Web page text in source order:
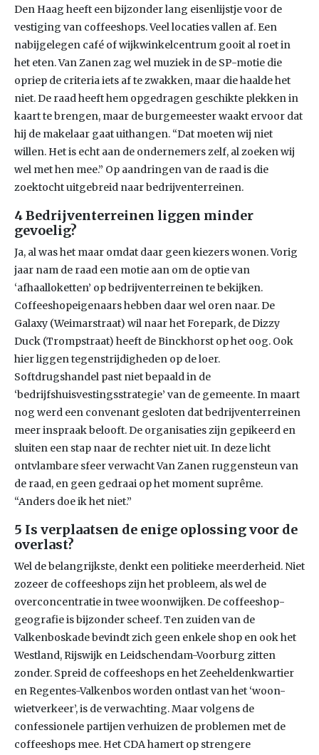
Den Haag heeft een bijzonder lang eisenlijstje voor de
vestiging van coffeeshops. Veel locaties vallen af. Een
nabijgelegen café of wijkwinkelcentrum gooit al roet in
het eten. Van Zanen zag wel muziek in de SP-motie die
opriep de criteria iets af te zwakken, maar die haalde het
niet. De raad heeft hem opgedragen geschikte plekken in
kaart te brengen, maar de burgemeester waakt ervoor dat
hij de makelaar gaat uithangen. “Dat moeten wij niet
willen. Het is echt aan de ondernemers zelf, al zoeken wij
wel met hen mee.” Op aandringen van de raad is die
zoektocht uitgebreid naar bedrijventerreinen.
4 Bedrijventerreinen liggen minder
gevoelig?
Ja, al was het maar omdat daar geen kiezers wonen. Vorig
jaar nam de raad een motie aan om de optie van
‘afhaalloketten’ op bedrijventerreinen te bekijken.
Coffeeshopeigenaars hebben daar wel oren naar. De
Galaxy (Weimarstraat) wil naar het Forepark, de Dizzy
Duck (Trompstraat) heeft de Binckhorst op het oog. Ook
hier liggen tegenstrijdigheden op de loer.
Softdrugshandel past niet bepaald in de
‘bedrijfshuisvestingsstrategie’ van de gemeente. In maart
nog werd een convenant gesloten dat bedrijventerreinen
meer inspraak belooft. De organisaties zijn gepikeerd en
sluiten een stap naar de rechter niet uit. In deze licht
ontvlambare sfeer verwacht Van Zanen ruggensteun van
de raad, en geen gedraai op het moment suprême.
“Anders doe ik het niet.”
5 Is verplaatsen de enige oplossing voor de
overlast?
Wel de belangrijkste, denkt een politieke meerderheid. Niet
zozeer de coffeeshops zijn het probleem, als wel de
overconcentratie in twee woonwijken. De coffeeshop-
geografie is bijzonder scheef. Ten zuiden van de
Valkenboskade bevindt zich geen enkele shop en ook het
Westland, Rijswijk en Leidschendam-Voorburg zitten
zonder. Spreid de coffeeshops en het Zeeheldenkwartier
en Regentes-Valkenbos worden ontlast van het ‘woon-
wietverkeer’, is de verwachting. Maar volgens de
confessionele partijen verhuizen de problemen met de
coffeeshops mee. Het CDA hamert op strengere